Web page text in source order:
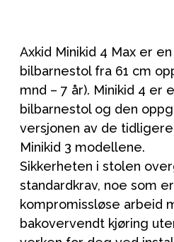
Axkid Minikid 4 Max er
bilbarnestol fra 61 cm
mnd – 7 år). Minikid 4 er
bilbarnestol og den
versjonen av de tidligere
Minikid 3 modellene.
Sikkerheten i stolen
standardkrav, noe som
kompromissløse arbeid
bakovervendt kjøring